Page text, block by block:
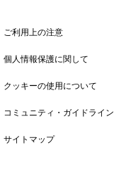
ご利用上の注意
個人情報保護に関して
クッキーの使用について
コミュニティ・ガイドライン
サイトマップ